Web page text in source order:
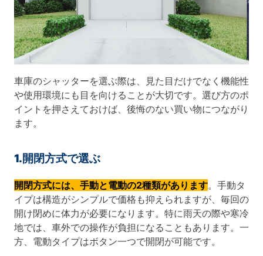
車庫のシャッターを選ぶ際は、見た目だけでなく機能性
や使用環境にも目を向けることが大切です。選び方のポ
イントを押さえておけば、後悔のない買い物につながり
ます。
1.開閉方式で選ぶ
開閉方式には、手動と電動の2種類があります。手動タ
イプは構造がシンプルで価格も抑えられますが、毎回の
開け閉めに体力が必要になります。特に雨天の際や寒冷
地では、車外での操作が負担になることもあります。一
方、電動タイプはボタン一つで開閉が可能です。